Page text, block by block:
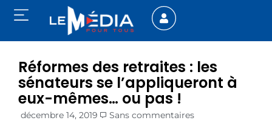
Réformes des retraites : les
sénateurs se l’appliqueront à
eux-mêmes… ou pas !
décembre 14, 2019 Sans commentaires